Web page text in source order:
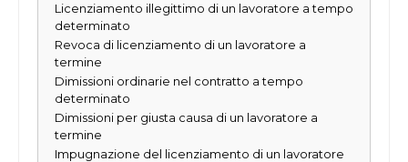
Licenziamento illegittimo di un lavoratore a tempo
determinato
Revoca di licenziamento di un lavoratore a
termine
Dimissioni ordinarie nel contratto a tempo
determinato
Dimissioni per giusta causa di un lavoratore a
termine
Impugnazione del licenziamento di un lavoratore